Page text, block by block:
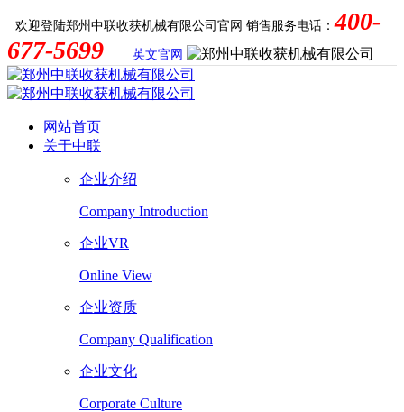
欢迎登陆郑州中联收获机械有限公司官网 销售服务电话：400-
677-5699
英文官网
网站首页
关于中联
企业介绍
Company Introduction
企业VR
Online View
企业资质
Company Qualification
企业文化
Corporate Culture